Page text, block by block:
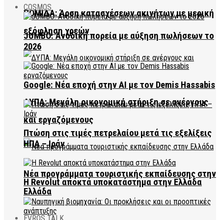
ΠΟΜΙΔΑ: Άρση κατασχέσεων ακινήτων με μερική
εξόφληση χρεών
ΔΥΠΑ: Μεγάλη οικονομική στήριξη σε ανέργους
και εργαζόμενους
Νέα προγράμματα τουριστικής εκπαίδευσης στην
Ελλάδα
EVROS TALK
COSMOS
JUMBO: Ανοδική πορεία με αύξηση πωλήσεων το
2026
Google: Νέα εποχή στην AI με τον Demis Hassabis
Πτώση στις τιμές πετρελαίου μετά τις εξελίξεις
ΗΠΑ – Ιράν
Η Revolut αποκτά υποκατάστημα στην Ελλάδα